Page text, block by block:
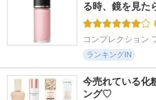
る時、鏡を見た
コンプレクション
ランキングIN
今売れている化
ング♡